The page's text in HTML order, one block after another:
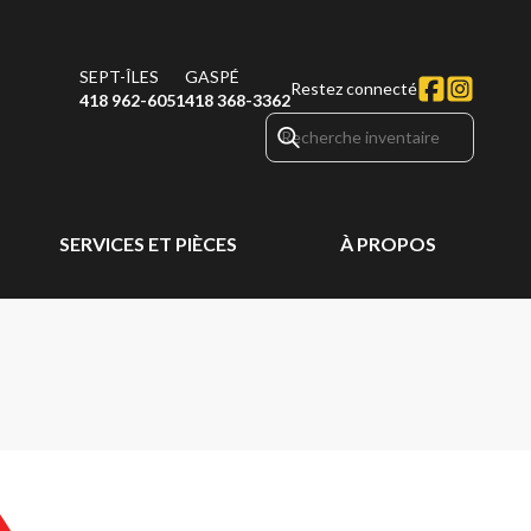
SEPT-ÎLES
418 962-6051
GASPÉ
418 368-3362
Restez connecté
SERVICES ET PIÈCES À PROPOS